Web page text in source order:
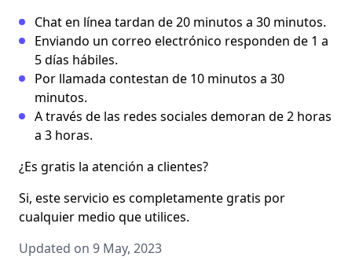
Chat en línea tardan de 20 minutos a 30 minutos.
Enviando un correo electrónico responden de 1 a
5 días hábiles.
Por llamada contestan de 10 minutos a 30
minutos.
A través de las redes sociales demoran de 2 horas
a 3 horas.
¿Es gratis la atención a clientes?
Si, este servicio es completamente gratis por
cualquier medio que utilices.
Updated on 9 May, 2023